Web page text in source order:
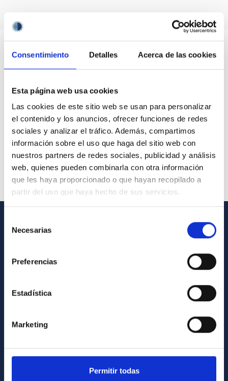
Consentimiento Detalles Acerca de las cookies
Esta página web usa cookies
Las cookies de este sitio web se usan para personalizar
el contenido y los anuncios, ofrecer funciones de redes
sociales y analizar el tráfico. Además, compartimos
información sobre el uso que haga del sitio web con
nuestros partners de redes sociales, publicidad y análisis
web, quienes pueden combinarla con otra información
que les haya proporcionado o que hayan recopilado a
partir del uso que haya hecho de sus servicios.
Necesarias
Preferencias
Estadística
Marketing
Permitir todas
INFORMACIÓN GENERAL
Directorio de personal
Registro general
INFORMACIÓN INSTITUCIONAL